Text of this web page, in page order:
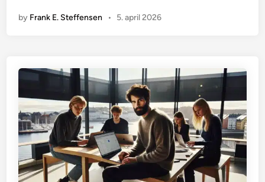
by Frank E. Steffensen • 5. april 2026